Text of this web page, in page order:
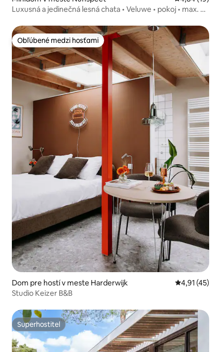
Luxusná a jedinečná lesná chata • Veluwe • pokoj • max. 4
Obľúbené medzi hosťami
Obľúbené medzi hosťami
Dom pre hostí v meste Harderwijk Priemerné
4,91 (45)
Studio Keizer B&B
Superhostiteľ
Superhostiteľ